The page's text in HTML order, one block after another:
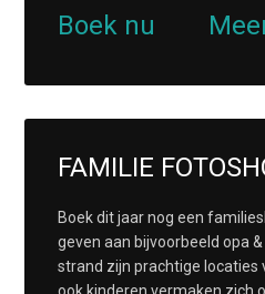
Boek nu
FAMILIE
Boek dit jaar nog een
geven aan bijvoorbeeld opa
strand zijn prachtige locaties